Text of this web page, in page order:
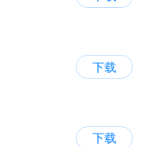
下载
下载